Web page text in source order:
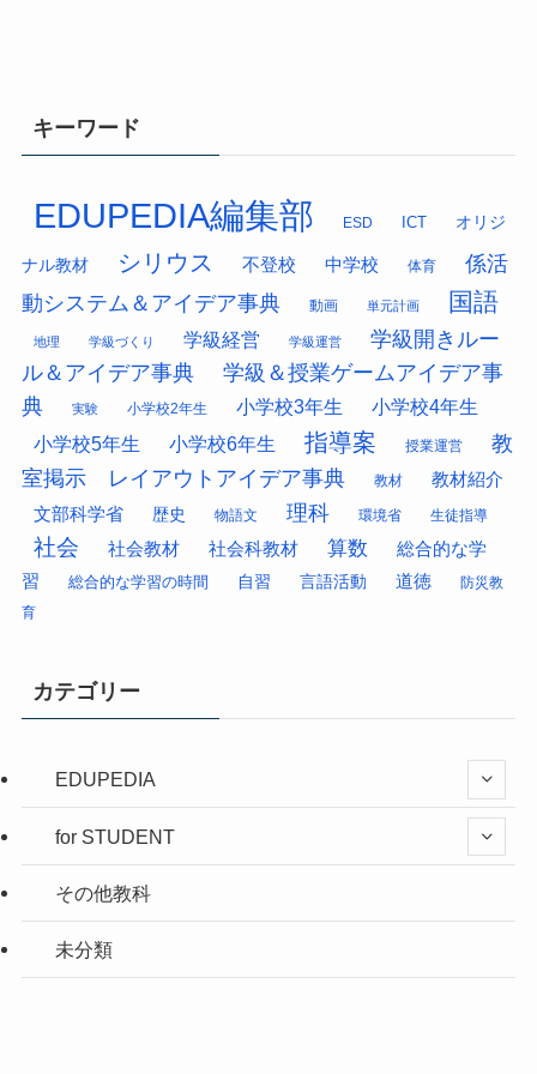
キーワード
EDUPEDIA編集部 ESD ICT オリジ
ナル教材 シリウス 不登校 中学校 体育
係活
動システム＆アイデア事典
動画 単元計画 国語
地理 学級づくり 学級経営 学級運営
学級開きルー
ル＆アイデア事典
学級＆授業ゲームアイデア事
典
実験 小学校2年生 小学校3年生
小学校4年生
小学校5年生
小学校6年生 指導案 授業運営
教
室掲示 レイアウトアイデア事典
教材 教材紹介
文部科学省 歴史 物語文 理科 環境省 生徒指導
社会 社会教材 社会科教材 算数
総合的な学
習
総合的な学習の時間 自習 言語活動 道徳 防災教
育
カテゴリー
EDUPEDIA
for STUDENT
その他教科
未分類